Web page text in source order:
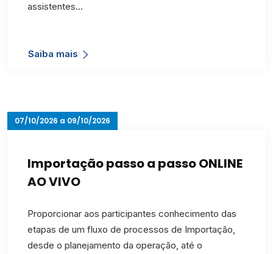
assistentes…
Saiba mais
07/10/2026 a 09/10/2026
Importação passo a passo ONLINE
AO VIVO
Proporcionar aos participantes conhecimento das
etapas de um fluxo de processos de Importação,
desde o planejamento da operação, até o